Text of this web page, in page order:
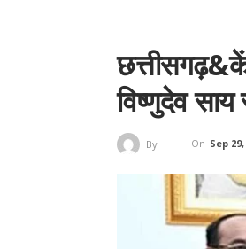
विष्णुदेव
By On Sep